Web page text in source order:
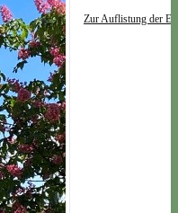
Zur Auflistung der